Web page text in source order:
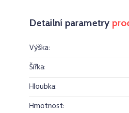
Detailní parametry
Výška:
Šířka:
Hloubka:
Hmotnost: